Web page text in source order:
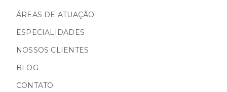
ÁREAS DE ATUAÇÃO
ESPECIALIDADES
NOSSOS CLIENTES
BLOG
CONTATO